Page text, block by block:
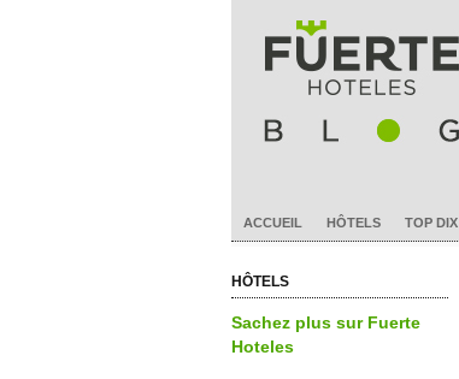
ACCUEIL HÔTELS TOP DIX
HÔTELS
Sachez plus sur Fuerte
Hoteles